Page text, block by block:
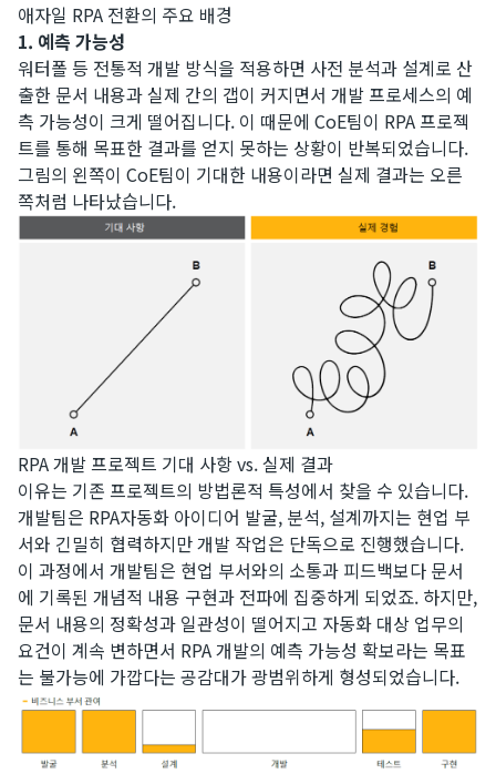
애자일 RPA 전환의 주요 배경
1. 예측 가능성
워터폴 등 전통적 개발 방식을 적용하면 사전 분석과 설계로 산
출한 문서 내용과 실제 간의 갭이 커지면서 개발 프로세스의 예
측 가능성이 크게 떨어집니다. 이 때문에 CoE팀이 RPA 프로젝
트를 통해 목표한 결과를 얻지 못하는 상황이 반복되었습니다.
그림의 왼쪽이 CoE팀이 기대한 내용이라면 실제 결과는 오른
쪽처럼 나타났습니다.
RPA 개발 프로젝트 기대 사항 vs. 실제 결과
​이유는 기존 프로젝트의 방법론적 특성에서 찾을 수 있습니다.
개발팀은 RPA자동화 아이디어 발굴, 분석, 설계까지는 현업 부
서와 긴밀히 협력하지만 개발 작업은 단독으로 진행했습니다.
이 과정에서 개발팀은 현업 부서와의 소통과 피드백보다 문서
에 기록된 개념적 내용 구현과 전파에 집중하게 되었죠. 하지만,
문서 내용의 정확성과 일관성이 떨어지고 자동화 대상 업무의
요건이 계속 변하면서 RPA 개발의 예측 가능성 확보라는 목표
는 불가능에 가깝다는 공감대가 광범위하게 형성되었습니다.